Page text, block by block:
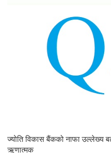
ज्योति विकास बैंकको नाफा उल्लेख्य
ऋणात्मक